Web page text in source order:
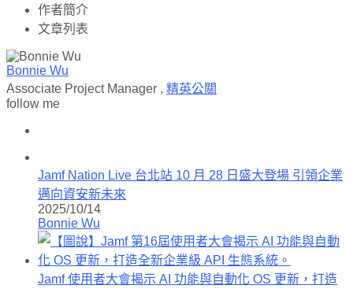
作者簡介
文章列表
Bonnie Wu
Associate Project Manager , 精英公關
follow me
Jamf Nation Live 台北站 10 月 28 日盛大登場 引領企業
邁向資安新未來
2025/10/14
Bonnie Wu
Jamf 使用者大會揭示 AI 功能與自動化 OS 更新，打造